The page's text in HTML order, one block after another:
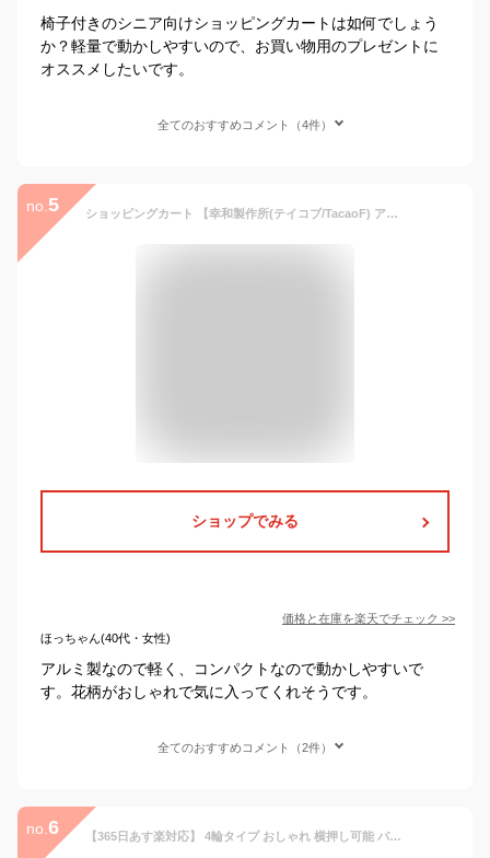
椅子付きのシニア向けショッピングカートは如何でしょう
か？軽量で動かしやすいので、お買い物用のプレゼントに
オススメしたいです。
全てのおすすめコメント（4件）
no. 5 ショッピングカート 【幸和製作所(テイコブ/TacaoF) アルミ製ショッピングカー CRS05】キャリーカート キャリーバッグ 軽量 おしゃれ 折りたたみ コンパクト 散歩 シニア 買い物 旅行 大容量 人気 送料無料
ショップでみる
価格と在庫を楽天でチェック >>
ほっちゃん(40代・女性)
アルミ製なので軽く、コンパクトなので動かしやすいで
す。花柄がおしゃれで気に入ってくれそうです。
全てのおすすめコメント（2件）
no. 6 【365日あす楽対応】 4輪タイプ おしゃれ 横押し可能 バギング キャリーバッグ ショッピングキャリー ショッピングカート 機内持ち込み可能 完成品 906